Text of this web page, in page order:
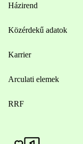
Házirend
Közérdekű adatok
Karrier
Arculati elemek
RRF